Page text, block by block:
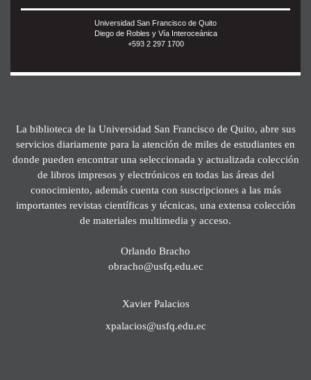
Universidad San Francisco de Quito
Diego de Robles y Vía Interoceánica
+593 2 297 1700
La biblioteca de la Universidad San Francisco de Quito, abre sus
servicios diariamente para la atención de miles de estudiantes en
donde pueden encontrar una seleccionada y actualizada colección
de libros impresos y electrónicos en todas las áreas del
conocimiento, además cuenta con suscripciones a las más
importantes revistas científicas y técnicas, una extensa colección
de materiales multimedia y acceso.
Orlando Bracho
obracho@usfq.edu.ec
Xavier Palacios
xpalacios@usfq.edu.ec